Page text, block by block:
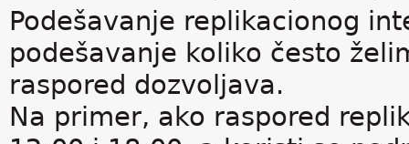
Podešavanje replikacionog
podešavanje koliko često
raspored dozvoljava.
Na primer, ako raspored